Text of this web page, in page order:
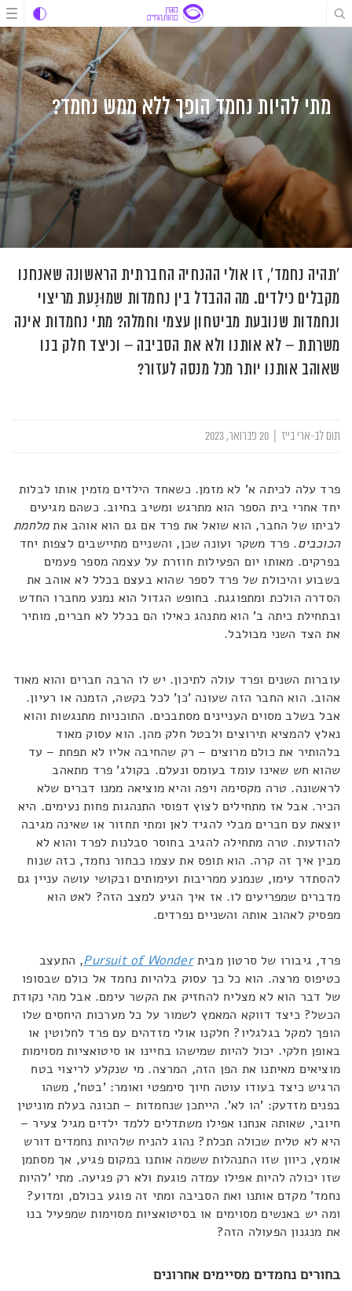
דלג
לתוכן
דלג
דלג
מתי להיות נחמד הופך ללא ממש נחמד?
'תהיה נחמד', זו אולי ההנחיה החברתית הראשונה שאנחנו
מקבלים כילדים. מה ההבדל בין נחמדות שמוּנָעת מריצוי
ונחמדות שנובעת מביטחון עצמי וחמלה? מתי נחמדות אינה
משרתת – לא אותנו ולא את הסביבה – וכיצד חלק בנו
שאוהב אותנו יותר מכל מנסה לעזור?
תום לב-ארי בייז
פרד עלה לכיתה א' לא מזמן. כשאחד הילדים מזמין אותו לבלות
יחד אחרי בית הספר הוא מתרגש ומשיב בחיוב. כשהם מגיעים
לביתו של החבר, הוא שואל את פרד אם גם הוא אוהב אתמלחמת
הכוכבים. פרד משקר ועונה שכן, והשניים מתיישבים לצפות יחד
בפרקים. מאותו יום הפעילות חוזרת על עצמה מספר פעמים
בשבוע והיכולת של פרד לספר שהוא בעצם בכלל לא אוהב את
הסדרה הולכת ומתפוגגת. בחופש הגדול הוא נמנע מחברו החדש
ובתחילת כיתה ב' הוא מתנהג כאילו הם בכלל לא חברים, מותיר
את הצד השני מבולבל.
עוברות השנים ופרד עולה לתיכון. יש לו הרבה חברים והוא מאוד
אהוב. הוא החבר הזה שעונה 'כן' לכל בקשה, הזמנה או רעיון.
אבל בשלב מסוים העניינים מסתבכים. התוכניות מתנגשות והוא
נאלץ להמציא תירוצים ולבטל חלק מהן. הוא עסוק מאוד
בלהותיר את כולם מרוצים – רק שהחיבה אליו לא תפחת – עד
שהוא חש שאינו עומד בעומס ונעלם. בקולג' פרד מתאהב
לראשונה. טרה מקסימה ויפה והיא מוציאה ממנו דברים שלא
הכיר. אבל אז מתחילים לצוץ דפוסי התנהגות פחות נעימים. היא
יוצאת עם חברים מבלי להגיד לאן ומתי תחזור או שאינה מגיבה
להודעות. טרה מתחילה להגיב בחוסר סבלנות לפרד והוא לא
מבין איך זה קרה. הוא תופס את עצמו כבחור נחמד, כזה שנוח
להסתדר עימו, שנמנע ממריבות ועימותים ובקושי עושה עניין גם
מדברים שמפריעים לו. אז איך הגיע למצב הזה? לאט הוא
מפסיק לאהוב אותה והשניים נפרדים.
פרד, גיבורו של סרטון מביתPursuit of Wonder, התעצב
כטיפוס מרצה. הוא כל כך עסוק בלהיות נחמד אל כולם שבסופו
של דבר הוא לא מצליח להחזיק את הקשר עימם. אבל מהי נקודת
הכשל? כיצד דווקא המאמץ לשמור על כל מערכות היחסים שלו
הופך למקל בגלגליו? חלקנו אולי מזדהים עם פרד לחלוטין או
באופן חלקי. יכול להיות שמישהו בחיינו או סיטואציות מסוימות
מוציאים מאיתנו את הפן הזה, המרצה. מי שנקלע לריצוי בטח
הרגיש כיצד בעודו עוטה חיוך סימפטי ואומר: 'בטח', משהו
בפנים מזדעק: 'הו לא'. הייתכן שנחמדות – תכונה בעלת מוניטין
חיובי, שאותה אנחנו אפילו משתדלים ללמד ילדים מגיל צעיר –
היא לא טלית שכולה תכלת? נהוג להניח שלהיות נחמדים דורש
אומץ, כיוון שזו התנהלות ששמה אותנו במקום פגיע, אך מסתמן
שזו יכולה להיות אפילו עמדה פוגעת ולא רק פגיעה. מתי 'להיות
נחמד' מקדם אותנו ואת הסביבה ומתי זה פוגע בכולם, ומדוע?
ומה יש באנשים מסוימים או בסיטואציות מסוימות שמפעיל בנו
את מנגנון הפעולה הזה?
בחורים נחמדים מסיימים אחרונים